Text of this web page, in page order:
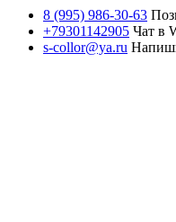
8 (995) 986-30-63
+79301142905 Чат в
s-collor@ya.ru